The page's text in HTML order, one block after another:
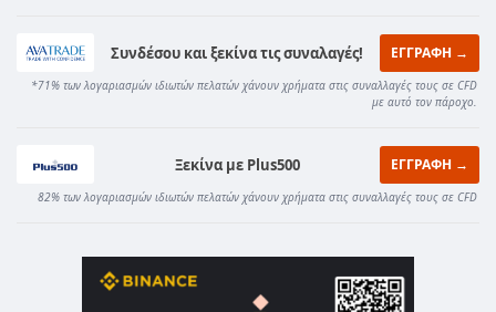
Συνδέσου και ξεκίνα τις συναλαγές! ΕΓΓΡΑΦΗ →
*71% των λογαριασμών ιδιωτών πελατών χάνουν χρήματα στις συναλλαγές τους σε CFD
με αυτό τον πάροχο.
Ξεκίνα με Plus500 ΕΓΓΡΑΦΗ →
82% των λογαριασμών ιδιωτών πελατών χάνουν χρήματα στις συναλλαγές τους σε CFD